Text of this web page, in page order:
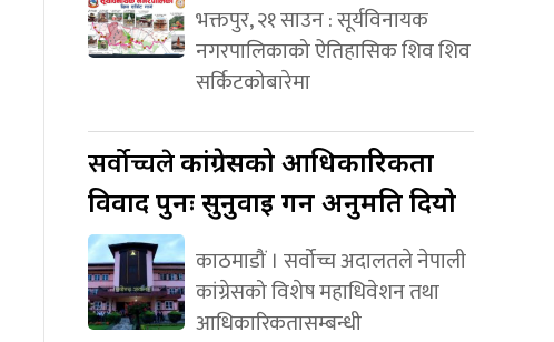
भक्तपुर, २१ साउन : सूर्यविनायक
नगरपालिकाको ऐतिहासिक शिव शिव
सर्किटकोबारेमा
सर्वोच्चलेकांग्रेसको आधिकारिकता
विवाद पुनः सुनुवाइ गर्न अनुमति दियो
काठमाडौं । सर्वोच्च अदालतले नेपाली
कांग्रेसको विशेष महाधिवेशन तथा
आधिकारिकतासम्बन्धी